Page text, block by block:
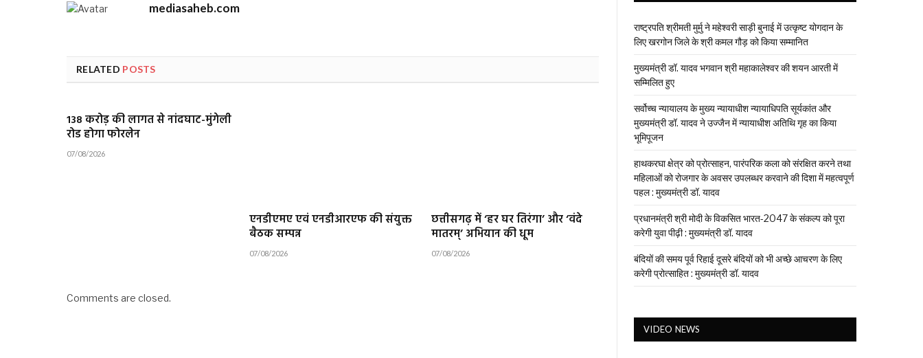
mediasaheb.com
RELATED POSTS
138 करोड़ की लागत से नांदघाट-मुंगेली
रोड होगा फोरलेन
07/08/2026
एनडीएमए एवं एनडीआरएफ की संयुक्त
बैठक सम्पन्न
07/08/2026
छत्तीसगढ़ में ‘हर घर तिरंगा’ और ‘वंदे
मातरम्’ अभियान की धूम
07/08/2026
Comments are closed.
राष्ट्रपति श्रीमती मुर्मु ने महेश्वरी साड़ी बुनाई में उत्कृष्ट योगदान के
लिए खरगोन जिले के श्री कमल गौड़ को किया सम्मानित
मुख्यमंत्री डॉ. यादव भगवान श्री महाकालेश्‍वर की शयन आरती में
सम्मिलित हुए
सर्वोच्च न्यायालय के मुख्‍य न्‍यायाधीश न्यायाधिपति सूर्यकांत और
मुख्यमंत्री डॉ. यादव ने उज्जैन में न्यायाधीश अतिथि गृह का किया
भूमिपूजन
हाथकरघा क्षेत्र को प्रोत्साहन, पारंपरिक कला को संरक्षित करने तथा
महिलाओं को रोजगार के अवसर उपलब्धर करवाने की दिशा में महत्वपूर्ण
पहल : मुख्यमंत्री डॉ. यादव
प्रधानमंत्री श्री मोदी के विकसित भारत-2047 के संकल्प को पूरा
करेगी युवा पीढ़ी : मुख्यमंत्री डॉ. यादव
बंदियों की समय पूर्व रिहाई दूसरे बंदियों को भी अच्छे आचरण के लिए
करेगी प्रोत्साहित : मुख्यमंत्री डॉ. यादव
VIDEO NEWS